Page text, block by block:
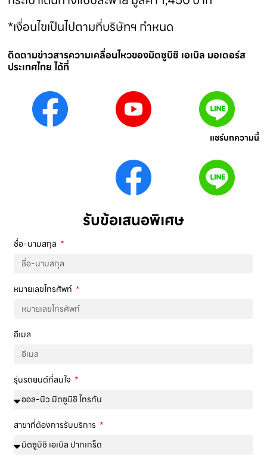
*เงื่อนไขเป็นไปตามที่บริษัทฯ กำหนด
ติดตามข่าวสารความเคลื่อนไหวของมิตซูบิชิ เอเบิล มอเตอร์ส
ประเทศไทย ได้ที่
แชร์บทความนี้
รับข้อเสนอพิเศษ
ชื่อ-นามสกุล
หมายเลขโทรศัพท์
อีเมล
รุ่นรถยนต์ที่สนใจ
สาขาที่ต้องการรับบริการ